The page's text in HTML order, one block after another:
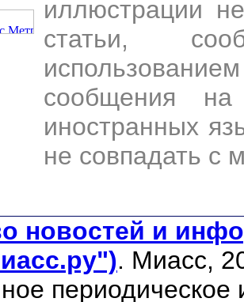
иллюстрации
статьи,
сообщения
иностранных
не совпадать с
новостей и
. Миасс,
периодическое